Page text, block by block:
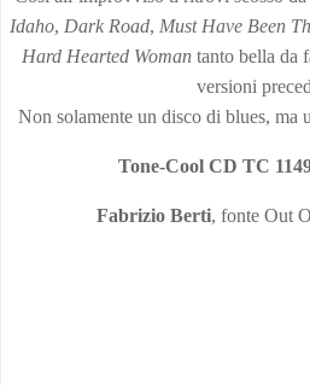
Idaho, Dark Road, Must Have Been
Hard Hearted Woman tanto bella da
versioni
Non solamente un disco di blues, ma
Tone-Cool CD TC
Fabrizio Berti, fonte Out